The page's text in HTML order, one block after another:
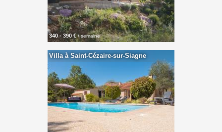
340 - 390 €/ semaine
Villa à Saint-Cézaire-sur-Siagne